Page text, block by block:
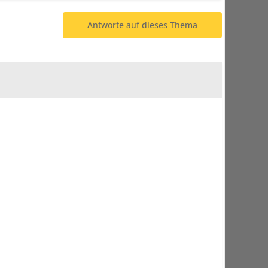
Antworte auf dieses Thema